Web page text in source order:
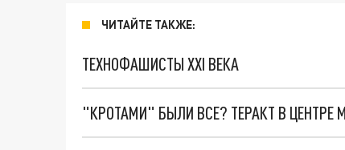
ЧИТАЙТЕ ТАКЖЕ:
ТЕХНОФАШИСТЫ XXI ВЕКА
"КРОТАМИ" БЫЛИ ВСЕ? ТЕРАКТ В